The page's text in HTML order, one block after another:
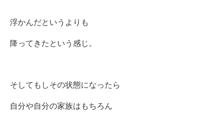
浮かんだというよりも
降ってきたという感じ。
そしてもしその状態になったら
自分や自分の家族はもちろん